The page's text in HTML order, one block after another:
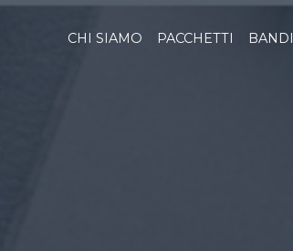
CHI SIAMO PACCHETTI BANDI